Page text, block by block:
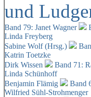
und
Band 79: Janet Wagner
Linda Freyberg
Sabine Wolf (Hrsg.)
Katrin Toetzke
Dirk Wissen
Band 71:
Linda Schünhoff
Benjamin Flämig
Band
Wilfried Sühl-Strohmenger